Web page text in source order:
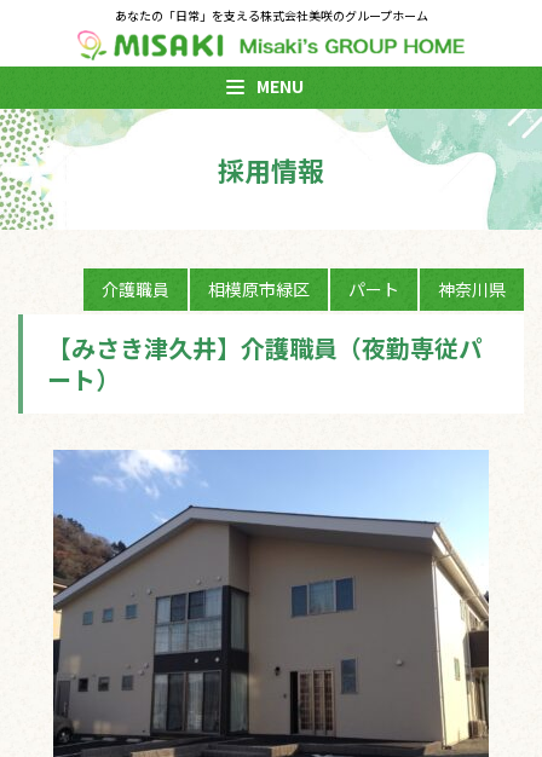
あなたの「日常」を支える株式会社美咲のグループホーム
MENU
採用情報
【みさき津久井】介護職員（夜勤専従パ
ート）
介護職員 相模原市緑区 パート 神奈川県